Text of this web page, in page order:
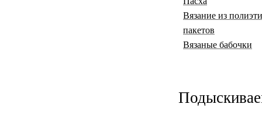
Вязание из
пакетов
Вязаные бабочки